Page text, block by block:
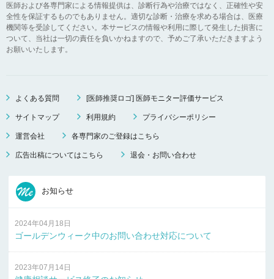
医師および各専門家による情報提供は、診断行為や治療ではなく、正確性や安
全性を保証するものでもありません。適切な診断・治療を求める場合は、医療
機関等を受診してください。本サービスの情報や利用に際して発生した損害に
ついて、当社は一切の責任を負いかねますので、予めご了承いただきますよう
お願いいたします。
よくある質問 [医師推奨ロゴ] 医師モニター評価サービス
サイトマップ 利用規約 プライバシーポリシー
運営会社 各専門家のご登録はこちら
広告出稿についてはこちら 退会・お問い合わせ
お知らせ
2024年04月18日
ゴールデンウィーク中のお問い合わせ対応について
2023年07月14日